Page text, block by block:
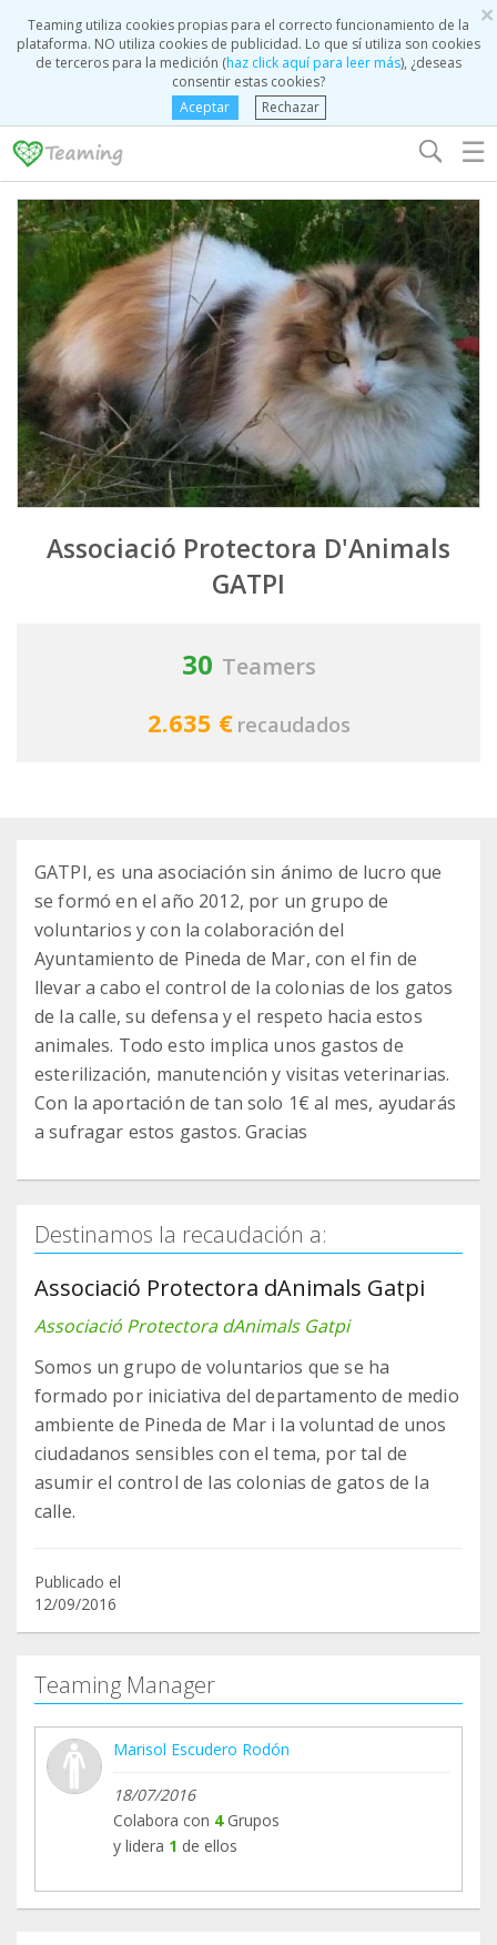
×
Teaming utiliza cookies propias para el correcto funcionamiento de la
plataforma. NO utiliza cookies de publicidad. Lo que sí utiliza son cookies
de terceros para la medición (haz click aquí para leer más), ¿deseas
consentir estas cookies?
Aceptar
Rechazar
☰
Associació Protectora D'Animals
GATPI
30 Teamers
2.635 € recaudados
GATPI, es una asociación sin ánimo de lucro que
se formó en el año 2012, por un grupo de
voluntarios y con la colaboración del
Ayuntamiento de Pineda de Mar, con el fin de
llevar a cabo el control de la colonias de los gatos
de la calle, su defensa y el respeto hacia estos
animales. Todo esto implica unos gastos de
esterilización, manutención y visitas veterinarias.
Con la aportación de tan solo 1€ al mes, ayudarás
a sufragar estos gastos. Gracias
Destinamos la recaudación a:
Associació Protectora dAnimals Gatpi
Associació Protectora dAnimals Gatpi
Somos un grupo de voluntarios que se ha
formado por iniciativa del departamento de medio
ambiente de Pineda de Mar i la voluntad de unos
ciudadanos sensibles con el tema, por tal de
asumir el control de las colonias de gatos de la
Publicado el
12/09/2016
Teaming Manager
Marisol Escudero Rodón
18/07/2016
Colabora con 4Grupos
y lidera 1 de ellos